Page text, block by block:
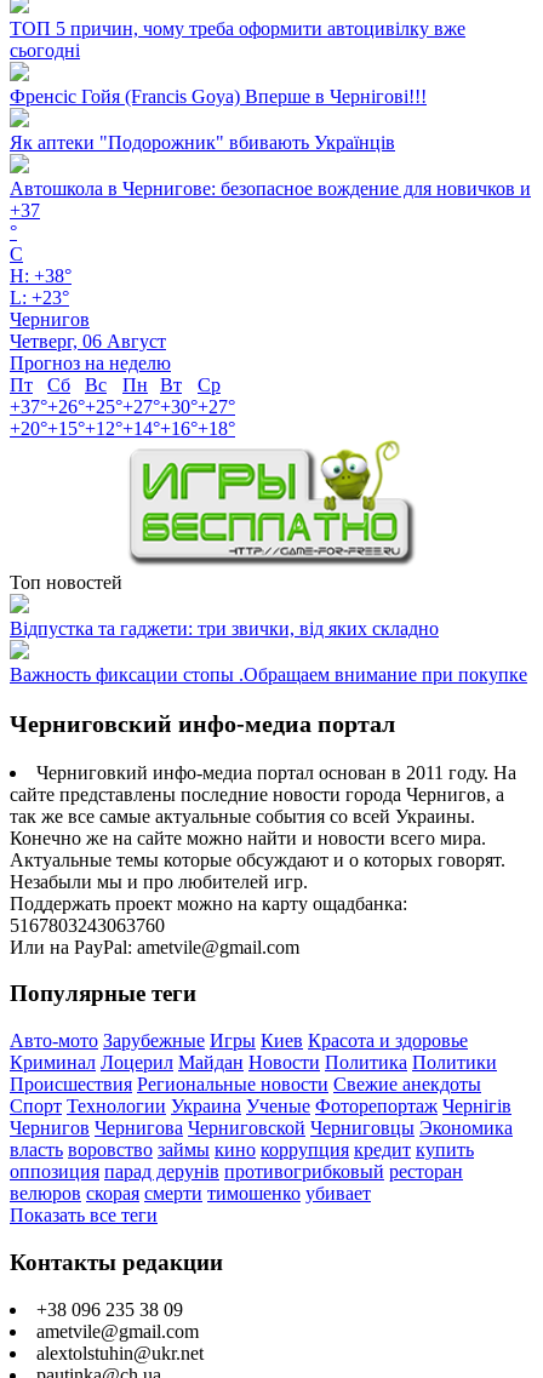
ТОП 5 причин, чому треба оформити автоцивілку вже
сьогодні
Френсіс Гойя (Francis Goya) Вперше в Чернігові!!!
Як аптеки "Подорожник" вбивають Українців
Автошкола в Чернигове: безопасное вождение для новичков и
+37
°
C
H: +38°
L: +23°
Чернигов
Четверг, 06 Август
Прогноз на неделю
Пт
Сб Вс Пн Вт
Ср
+37°+26°+25°+27°+30°+27°
+20°+15°+12°+14°+16°+18°
Топ новостей
Відпустка та гаджети: три звички, від яких складно
Важность фиксации стопы .Обращаем внимание при покупке
Черниговский инфо-медиа портал
Черниговкий инфо-медиа портал основан в 2011 году. На
сайте представлены последние новости города Чернигов, а
так же все самые актуальные события со всей Украины.
Конечно же на сайте можно найти и новости всего мира.
Актуальные темы которые обсуждают и о которых говорят.
Незабыли мы и про любителей игр.
Поддержать проект можно на карту ощадбанка:
5167803243063760
Или на PayPal: ametvile@gmail.com
Популярные теги
Авто-мото Зарубежные Игры Киев Красота и здоровье
Криминал Лоцерил Майдан Новости Политика Политики
Происшествия Региональные новости Свежие анекдоты
Спорт Технологии Украина Ученые Фоторепортаж Чернігів
Чернигов Чернигова Черниговской Черниговцы Экономика
власть воровство займы кино коррупция кредит купить
оппозиция парад дерунів противогрибковый ресторан
велюров скорая смерти тимошенко убивает
Показать все теги
Контакты редакции
+38 096 235 38 09
ametvile@gmail.com
alextolstuhin@ukr.net